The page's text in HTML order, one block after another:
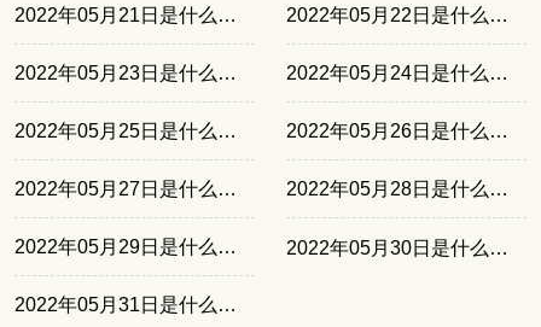
2022年05月21日是什么日子 2022年05月22日是什么日子
2022年05月23日是什么日子 2022年05月24日是什么日子
2022年05月25日是什么日子 2022年05月26日是什么日子
2022年05月27日是什么日子 2022年05月28日是什么日子
2022年05月29日是什么日子 2022年05月30日是什么日子
2022年05月31日是什么日子